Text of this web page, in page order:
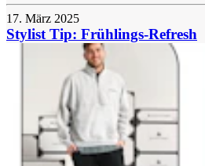
17. März 2025
Stylist Tip: Frühlings-Refresh